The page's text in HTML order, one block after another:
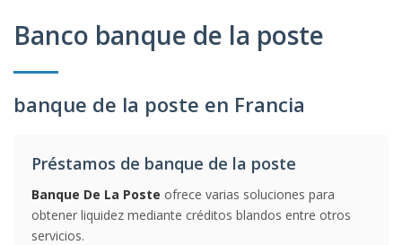
Banco banque de la poste
banque de la poste en Francia
Préstamos de banque de la poste
Banque De La Poste ofrece varias soluciones para
obtener liquidez mediante créditos blandos entre otros
servicios.